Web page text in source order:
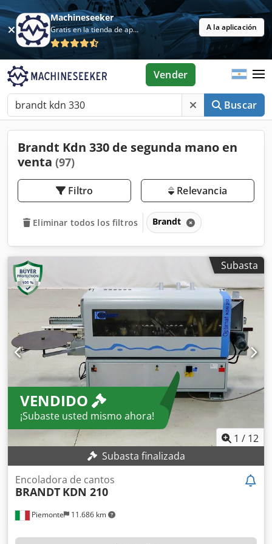
Machineseeker
Gratis en la tienda de aplicaciones A la aplicación
Buscar
Vender
Brandt Kdn 330 de segunda mano en
venta (97)
Filtro Relevancia
Eliminar todos los filtros Brandt
Subasta
VENDIDO
¡Subaste usted mismo ahora!
1 / 12
Subasta finalizada
Piemonte 11.686 km
Encoladora de cantos
BRANDT KDN 210